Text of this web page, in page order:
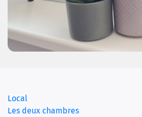
Local(current)
Les deux chambres